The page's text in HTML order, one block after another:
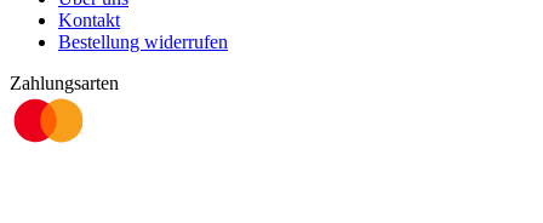
Kontakt
Bestellung widerrufen
Zahlungsarten